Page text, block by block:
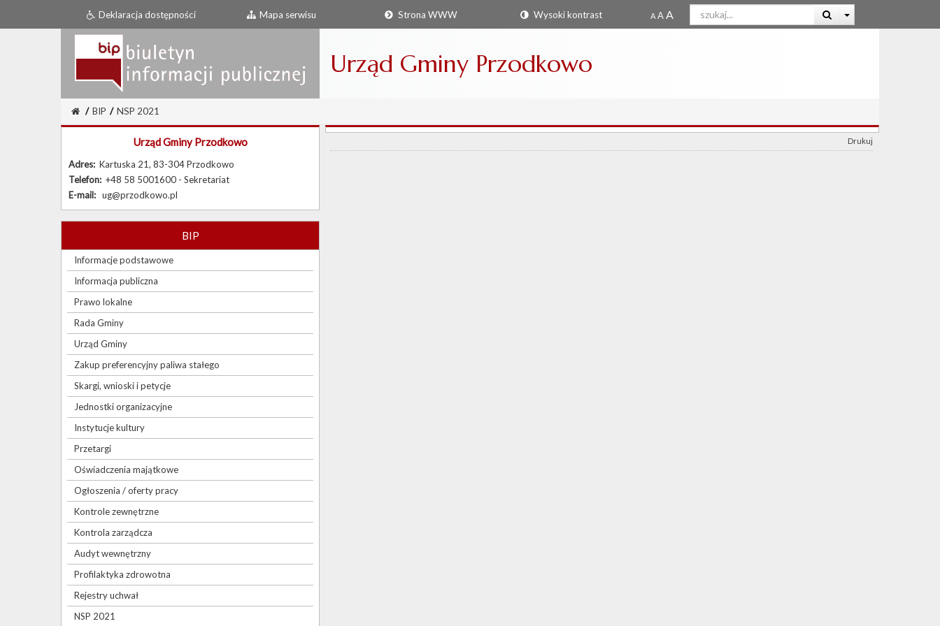
Deklaracja dostępności Mapa serwisu Strona WWW Wysoki kontrast
Urząd Gminy Przodkowo
/ BIP / NSP 2021
Urząd Gminy Przodkowo
Adres: Kartuska 21, 83-304 Przodkowo
Telefon: +48 58 5001600 - Sekretariat
E-mail: ug@przodkowo.pl
BIP
Informacje podstawowe
Informacja publiczna
Prawo lokalne
Rada Gminy
Urząd Gminy
Zakup preferencyjny paliwa stałego
Skargi, wnioski i petycje
Jednostki organizacyjne
Instytucje kultury
Przetargi
Oświadczenia majątkowe
Ogłoszenia / oferty pracy
Kontrole zewnętrzne
Kontrola zarządcza
Audyt wewnętrzny
Profilaktyka zdrowotna
Rejestry uchwał
NSP 2021
Drukuj